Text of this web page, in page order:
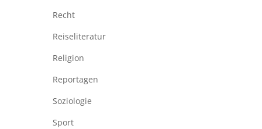
Recht
Reiseliteratur
Religion
Reportagen
Soziologie
Sport